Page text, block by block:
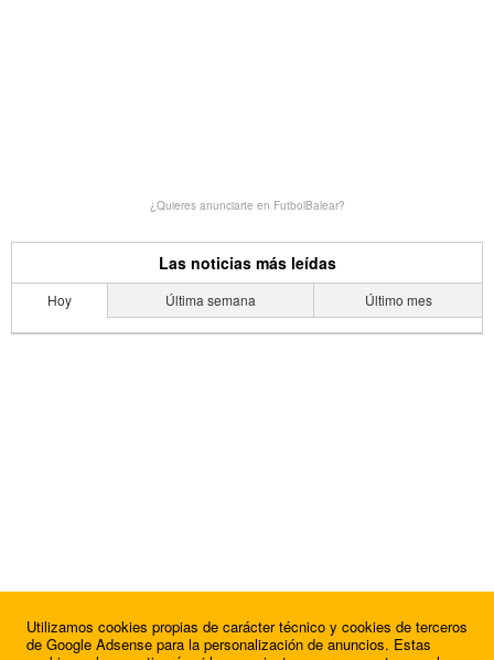
¿Quieres anunciarte en FutbolBalear?
Las noticias más leídas
Hoy Última semana Último mes
Utilizamos cookies propias de carácter técnico y cookies de terceros
de Google Adsense para la personalización de anuncios. Estas